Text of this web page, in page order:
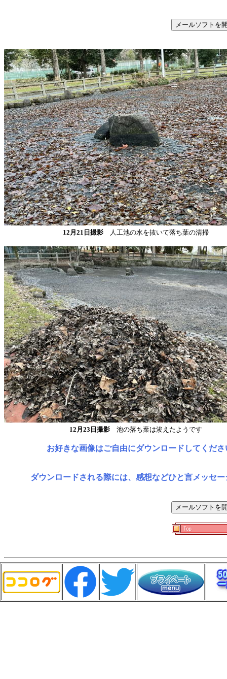
12月21日撮影 人工池の水を抜いて落ち葉の清掃
12月23日撮影 池の落ち葉は浚えたようです
お好きな画像はご自由にダウンロードしてく
ダウンロードされる際には、感想などひと言メッセ